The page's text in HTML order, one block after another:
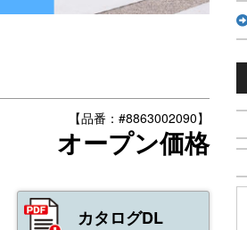
【品番：#8863002090】
オープン価格
カタログDL